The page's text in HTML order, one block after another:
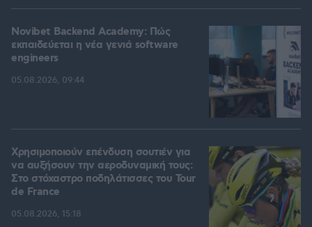
Novibet Backend Academy: Πώς
εκπαιδεύεται η νέα γενιά software
engineers
05.08.2026, 09:44
Χρησιμοποιούν επένδυση σουτιέν για
να αυξήσουν την αεροδυναμική τους:
Στο στόχαστρο ποδηλάτισσες του Tour
de France
05.08.2026, 15:18